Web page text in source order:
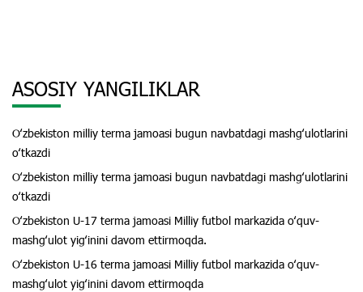
ASOSIY YANGILIKLAR
Oʻzbekiston milliy terma jamoasi bugun navbatdagi mashgʻulotlarini
oʻtkazdi
Oʻzbekiston milliy terma jamoasi bugun navbatdagi mashgʻulotlarini
oʻtkazdi
Oʻzbekiston U-17 terma jamoasi Milliy futbol markazida oʻquv-
mashgʻulot yigʻinini davom ettirmoqda.
Oʻzbekiston U-16 terma jamoasi Milliy futbol markazida oʻquv-
mashgʻulot yigʻinini davom ettirmoqda